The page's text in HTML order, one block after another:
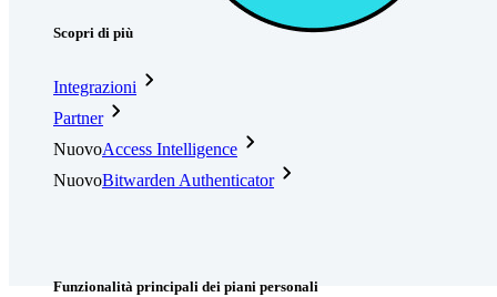
Scopri di più
Integrazioni
Partner
NuovoAccess Intelligence
NuovoBitwarden Authenticator
Funzionalità principali dei piani personali